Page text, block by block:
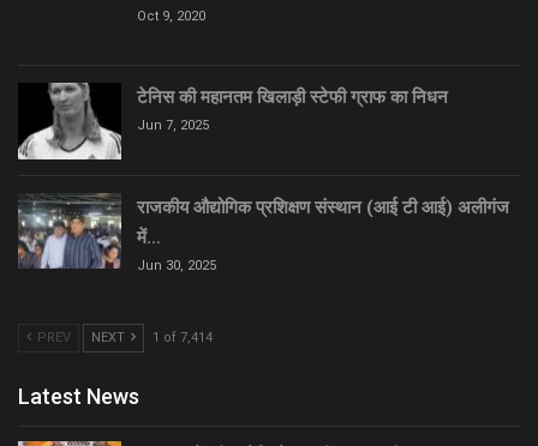
Oct 9, 2020
टेनिस की महानतम खिलाड़ी स्टेफी ग्राफ का निधन
Jun 7, 2025
राजकीय औद्योगिक प्रशिक्षण संस्थान (आई टी आई) अलीगंज
में…
Jun 30, 2025
PREV NEXT 1 of 7,414
Latest News